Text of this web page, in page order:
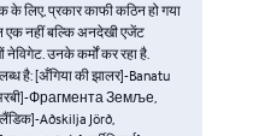
के लिए, प्रकार काफी कठिन हो गया
एक नहीं बल्कि अनदेखी एजेंट
उनके कर्मों कर रहा है.
है: [अँगिया की झालर]-Banatu
Фрагмента Земље,
Aðskilja Jörð,